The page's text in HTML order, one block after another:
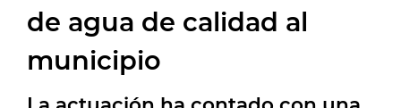
de agua de calidad al
municipio